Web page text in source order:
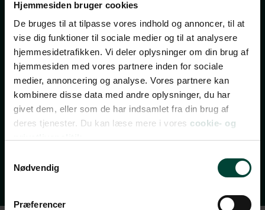
Hjemmesiden bruger cookies
De bruges til at tilpasse vores indhold og annoncer, til at
vise dig funktioner til sociale medier og til at analysere
hjemmesidetrafikken. Vi deler oplysninger om din brug af
hjemmesiden med vores partnere inden for sociale
medier, annoncering og analyse. Vores partnere kan
kombinere disse data med andre oplysninger, du har
givet dem, eller som de har indsamlet fra din brug af
deres tjenester. Du kan læse mere i vores cookie- og
Nødvendig
Præferencer
TILMELD NYHEDSBREV
FÅ INSPIRATION, TILBUD OG INVITATIONER TIL
REJSEEVENTS
Bliv opdateret med de bedste tilbud, nye rejsemål,
invitationer til gratis rejseforedrag, rejsetips og
spændende indhold fra vores rejseblog.
Nyhedsbrevet udkommer 2-3 gange om ugen – og du
kan til enhver tid afmelde dig igen.